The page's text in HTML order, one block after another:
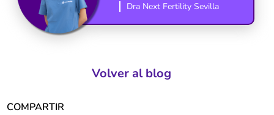
Dra Next Fertility Sevilla
Volver al blog
COMPARTIR